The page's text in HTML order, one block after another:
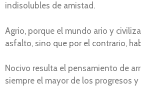
indisolubles de amistad.
Agrio, porque el mundo ario y
asfalto, sino que por el contrario,
Nocivo resulta el pensamiento de
siempre el mayor de los progresos